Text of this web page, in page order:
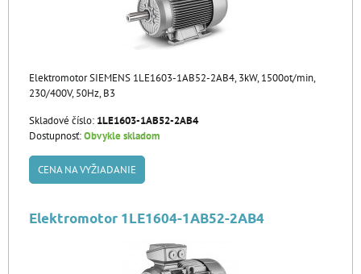
Elektromotor SIEMENS 1LE1603-1AB52-2AB4, 3kW, 1500ot/min,
230/400V, 50Hz, B3
Skladové číslo: 1LE1603-1AB52-2AB4
Dostupnosť:Obvykle skladom
CENA NA VYŽIADANIE
Elektromotor 1LE1604-1AB52-2AB4